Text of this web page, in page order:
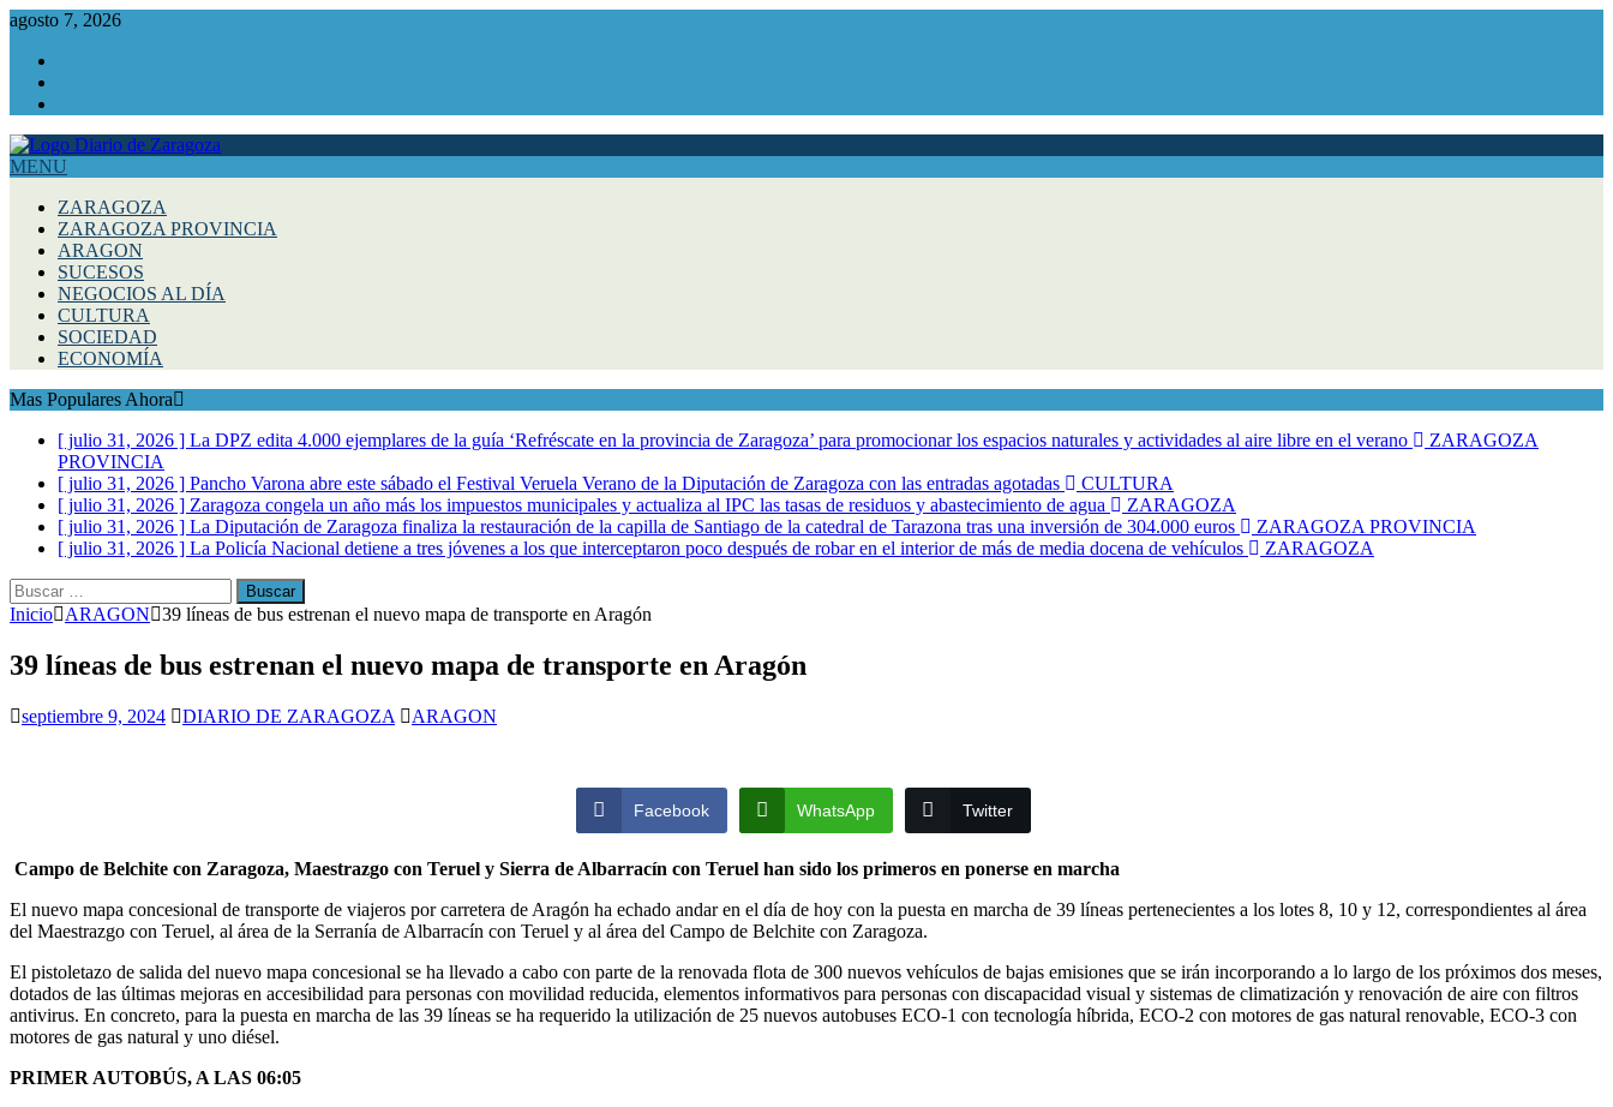
agosto 7, 2026
MENU
ZARAGOZA
ZARAGOZA PROVINCIA
ARAGON
SUCESOS
NEGOCIOS AL DÍA
CULTURA
SOCIEDAD
ECONOMÍA
Mas Populares Ahora
[ julio 31, 2026 ] La DPZ edita 4.000 ejemplares de la guía ‘Refréscate en la provincia de Zaragoza’ para promocionar los espacios naturales y actividades al aire libre en el verano
ZARAGOZA
PROVINCIA
[ julio 31, 2026 ] Pancho Varona abre este sábado el Festival Veruela Verano de la Diputación de Zaragoza con las entradas agotadas
CULTURA
[ julio 31, 2026 ] Zaragoza congela un año más los impuestos municipales y actualiza al IPC las tasas de residuos y abastecimiento de agua
ZARAGOZA
[ julio 31, 2026 ] La Diputación de Zaragoza finaliza la restauración de la capilla de Santiago de la catedral de Tarazona tras una inversión de 304.000 euros
ZARAGOZA PROVINCIA
[ julio 31, 2026 ] La Policía Nacional detiene a tres jóvenes a los que interceptaron poco después de robar en el interior de más de media docena de vehículos
ZARAGOZA
Buscar:
Inicio
ARAGON 39 líneas de bus estrenan el nuevo mapa de transporte en Aragón
39 líneas de bus estrenan el nuevo mapa de transporte en Aragón
septiembre 9, 2024 DIARIO DE ZARAGOZA ARAGON
Facebook WhatsApp Twitter
Campo de Belchite con Zaragoza, Maestrazgo con Teruel y Sierra de Albarracín con Teruel han sido los primeros en ponerse en marcha
El nuevo mapa concesional de transporte de viajeros por carretera de Aragón ha echado andar en el día de hoy con la puesta en marcha de 39 líneas pertenecientes a los lotes 8, 10 y 12, correspondientes al área
del Maestrazgo con Teruel, al área de la Serranía de Albarracín con Teruel y al área del Campo de Belchite con Zaragoza.
El pistoletazo de salida del nuevo mapa concesional se ha llevado a cabo con parte de la renovada flota de 300 nuevos vehículos de bajas emisiones que se irán incorporando a lo largo de los próximos dos meses,
dotados de las últimas mejoras en accesibilidad para personas con movilidad reducida, elementos informativos para personas con discapacidad visual y sistemas de climatización y renovación de aire con filtros
antivirus. En concreto, para la puesta en marcha de las 39 líneas se ha requerido la utilización de 25 nuevos autobuses ECO-1 con tecnología híbrida, ECO-2 con motores de gas natural renovable, ECO-3 con
motores de gas natural y uno diésel.
PRIMER AUTOBÚS, A LAS 06:05